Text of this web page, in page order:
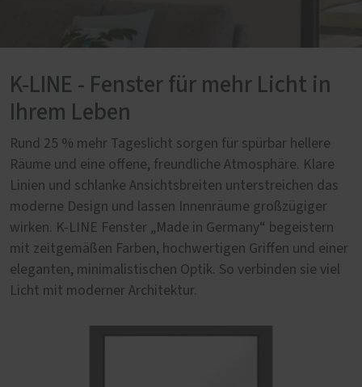
K-LINE - Fenster für mehr Licht in
Ihrem Leben
Rund 25 % mehr Tageslicht sorgen für spürbar hellere
Räume und eine offene, freundliche Atmosphäre. Klare
Linien und schlanke Ansichtsbreiten unterstreichen das
moderne Design und lassen Innenräume großzügiger
wirken. K-LINE Fenster „Made in Germany“ begeistern
mit zeitgemäßen Farben, hochwertigen Griffen und einer
eleganten, minimalistischen Optik. So verbinden sie viel
Licht mit moderner Architektur.